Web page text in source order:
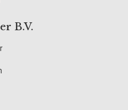
B.V.